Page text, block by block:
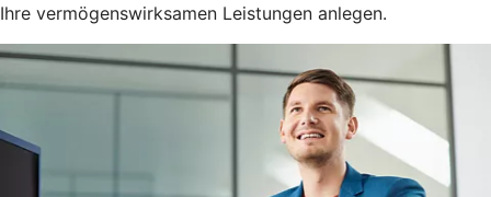
Ihre vermögenswirksamen Leistungen anlegen.